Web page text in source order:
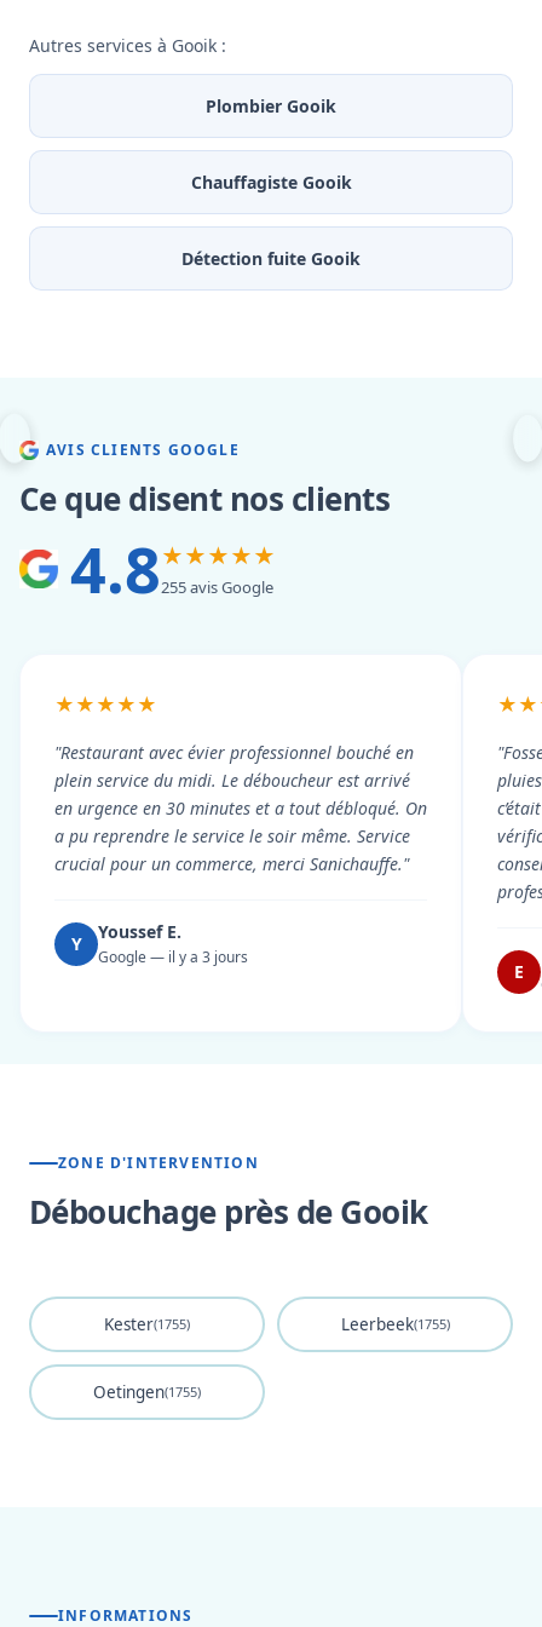
Autres services à Gooik :
Plombier Gooik
Chauffagiste Gooik
Détection fuite Gooik
AVIS CLIENTS GOOGLE
Ce que disent nos clients
4.8★★★★★
255 avis Google
★★★★★
"Restaurant avec évier professionnel bouché en
plein service du midi. Le déboucheur est arrivé
en urgence en 30 minutes et a tout débloqué. On
a pu reprendre le service le soir même. Service
crucial pour un commerce, merci Sanichauffe."
Y
Youssef E.
Google — il y a 3 jours
E
ZONE D'INTERVENTION
Débouchage près de Gooik
Kester(1755) Leerbeek(1755)
Oetingen(1755)
INFORMATIONS